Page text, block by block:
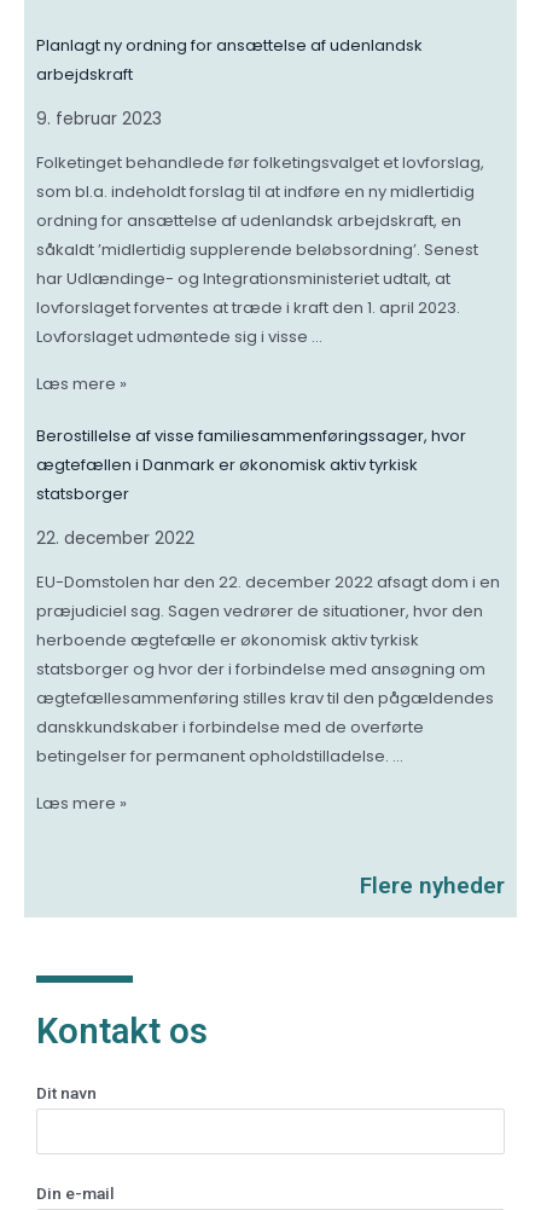
Planlagt ny ordning for ansættelse af udenlandsk
arbejdskraft
9. februar 2023
Folketinget behandlede før folketingsvalget et lovforslag,
som bl.a. indeholdt forslag til at indføre en ny midlertidig
ordning for ansættelse af udenlandsk arbejdskraft, en
såkaldt ’midlertidig supplerende beløbsordning’. Senest
har Udlændinge- og Integrationsministeriet udtalt, at
lovforslaget forventes at træde i kraft den 1. april 2023.
Lovforslaget udmøntede sig i visse …
Læs mere »
Berostillelse af visse familiesammenføringssager, hvor
ægtefællen i Danmark er økonomisk aktiv tyrkisk
statsborger
22. december 2022
EU-Domstolen har den 22. december 2022 afsagt dom i en
præjudiciel sag. Sagen vedrører de situationer, hvor den
herboende ægtefælle er økonomisk aktiv tyrkisk
statsborger og hvor der i forbindelse med ansøgning om
ægtefællesammenføring stilles krav til den pågældendes
danskkundskaber i forbindelse med de overførte
betingelser for permanent opholdstilladelse. …
Læs mere »
Flere nyheder
Kontakt os
Dit navn
Din e-mail